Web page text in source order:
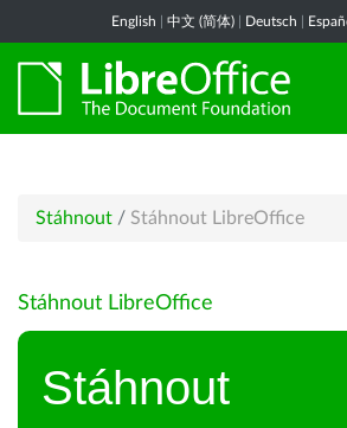
English 中文 (简体) Deutsch
Stáhnout / Stáhnout LibreOffice
Stáhnout LibreOffice
Stáhnout